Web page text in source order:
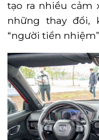
tạo ra nhiều cảm
những thay đổi,
“người tiền